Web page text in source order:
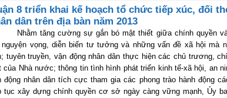
8 triển khai kế hoạch tổ chức tiếp xúc, đối
dân trên địa bàn năm 2013
Nhằm tăng cường sự gắn bó mật thiết giữa chính quyền
vọng, diễn biến tư tưởng và những vấn đề xã hội mà
tuyên truyền, vận động nhân dân thực hiện các chủ trương,
của Nhà nước; thông tin tình hình phát triển kinh tế-xã hội, an
động nhân dân tích cực tham gia các phong trào hành động
tục xây dựng chính quyền cơ sở ngày càng vững mạnh, Ủy